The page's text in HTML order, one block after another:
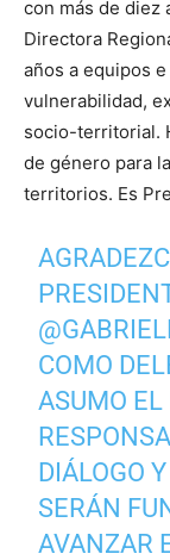
con más de diez
Directora
años a equipos
vulnerabilidad,
socio-territorial.
de género para
territorios. Es
COMO
ASUMO
DIÁLOGO
SERÁN
AVANZAR